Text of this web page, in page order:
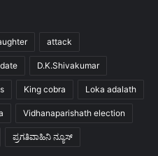
attack
D.K.Shivakumar
King cobra Loka adalath
Vidhanaparishath election
ಪ್ರಗತಿವಾಹಿನಿ ನ್ಯೂಸ್